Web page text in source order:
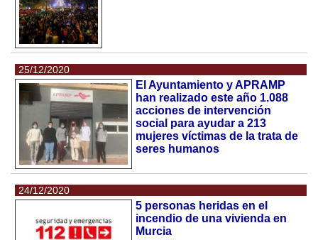
25/12/2020
El Ayuntamiento y APRAMP
han realizado este año 1.088
acciones de intervención
social para ayudar a 213
mujeres víctimas de la trata de
seres humanos
24/12/2020
5 personas heridas en el
incendio de una vivienda en
Murcia